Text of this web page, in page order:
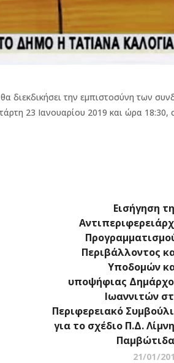
διεκδικήσει την εμπιστοσύνη των
23 Ιανουαρίου 2019 και ώρα 18:30,
Εισήγηση
Περιβάλλοντος
Υποδομών
υποψήφιας
Ιωαννιτών
Περιφερειακό
για το σχέδιο Π.Δ.
21/01/